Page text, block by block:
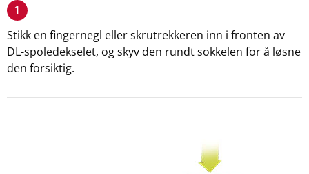
1
Stikk en fingernegl eller skrutrekkeren inn i fronten av
DL-spoledekselet, og skyv den rundt sokkelen for å løsne
den forsiktig.